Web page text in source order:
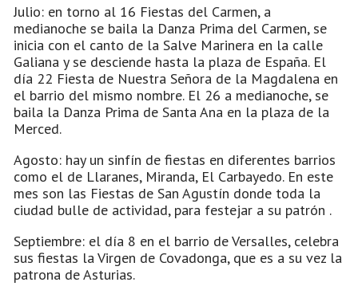
Julio: en torno al 16 Fiestas del Carmen, a
medianoche se baila la Danza Prima del Carmen, se
inicia con el canto de la Salve Marinera en la calle
Galiana y se desciende hasta la plaza de España. El
día 22 Fiesta de Nuestra Señora de la Magdalena en
el barrio del mismo nombre. El 26 a medianoche, se
baila la Danza Prima de Santa Ana en la plaza de la
Merced.
Agosto: hay un sinfín de fiestas en diferentes barrios
como el de Llaranes, Miranda, El Carbayedo. En este
mes son las Fiestas de San Agustín donde toda la
ciudad bulle de actividad, para festejar a su patrón .
Septiembre: el día 8 en el barrio de Versalles, celebra
sus fiestas la Virgen de Covadonga, que es a su vez la
patrona de Asturias.